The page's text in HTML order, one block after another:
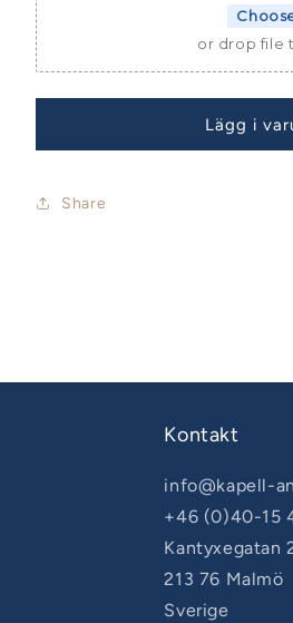
or drop file
Lägg i
Share
Kontakt
info@kapell-
+46 (0)40-15
Kantyxegatan
213 76 Malmö
Sverige